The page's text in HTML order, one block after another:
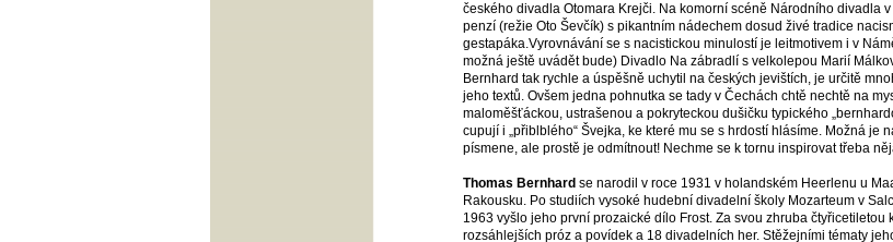
českého divadla Otomara Krejči. Na komorní scéně Národního divadla
penzí (režie Oto Ševčík) s pikantním nádechem dosud živé tradice
gestapáka.Vyrovnávání se s nacistickou minulostí je leitmotivem i v
možná ještě uvádět bude) Divadlo Na zábradlí s velkolepou Marií
Bernhard tak rychle a úspěšně uchytil na českých jevištích, je určitě
jeho textů. Ovšem jedna pohnutka se tady v Čechách chtě nechtě na
maloměšťáckou, ustrašenou a pokryteckou dušičku typického
cupují i „přiblblého“ Švejka, ke které mu se s hrdostí hlásíme. Možná je
písmene, ale prostě je odmítnout! Nechme se k tornu inspirovat třeba
Thomas Bernhard se narodil v roce 1931 v holandském Heerlenu u
Rakousku. Po studiích vysoké hudební divadelní školy Mozarteum v
1963 vyšlo jeho první prozaické dílo Frost. Za svou zhruba
rozsáhlejších próz a povídek a 18 divadelních her. Stěžejními tématy